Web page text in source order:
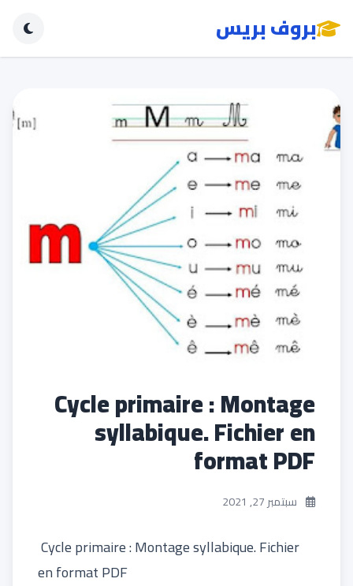
بروف بريس
Cycle primaire : Montage
syllabique. Fichier en
format PDF
سبتمبر 27, 2021
Cycle primaire : Montage syllabique. Fichier
en format PDF